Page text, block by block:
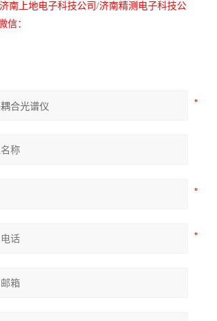
济南上地电子科技公司/济南精测电子科技公
信：